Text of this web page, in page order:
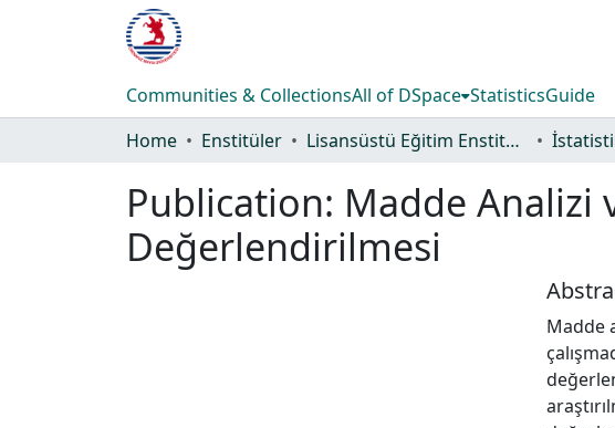
Communities & CollectionsAll of DSpace StatisticsGuide
Home
Enstitüler Lisansüstü Eğitim Enstitüsü
Publication: Madde Analizi
Değerlendirilmesi
Madde